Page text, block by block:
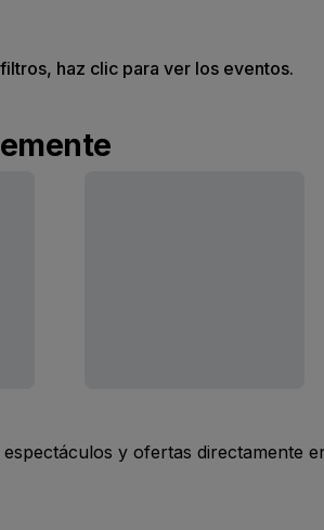
haz clic para ver los eventos.
espectáculos y ofertas directamente